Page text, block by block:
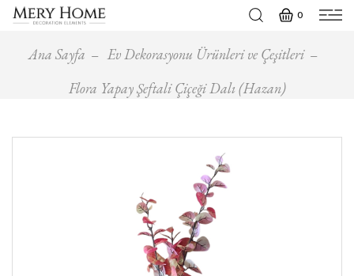
0
Ana Sayfa
Ev Dekorasyonu Ürünleri ve Çeşitleri
Flora Yapay Şeftali Çiçeği Dalı (Hazan)